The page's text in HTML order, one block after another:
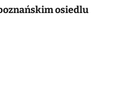
osiedlu